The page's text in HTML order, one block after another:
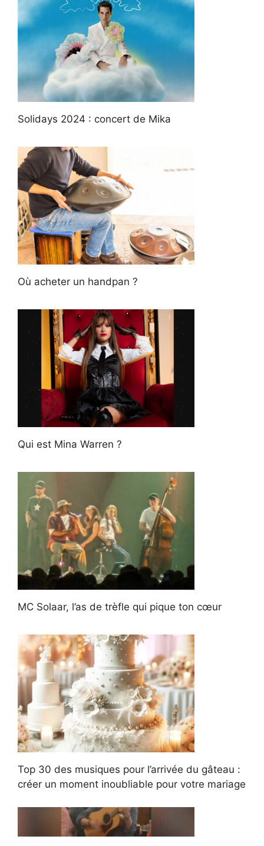
Solidays 2024 : concert de Mika
Où acheter un handpan ?
Qui est Mina Warren ?
MC Solaar, l’as de trèfle qui pique ton cœur
Top 30 des musiques pour l’arrivée du gâteau :
créer un moment inoubliable pour votre mariage